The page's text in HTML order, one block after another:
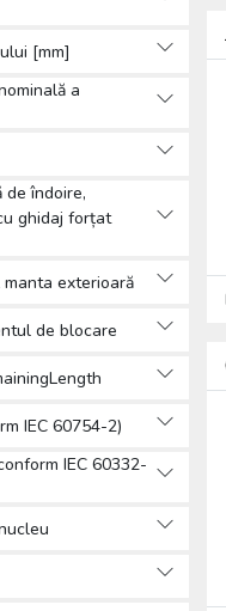
[mm]
a
de îndoire,
ghidaj forțat
exterioară
de blocare
IEC 60754-2)
IEC 60332-